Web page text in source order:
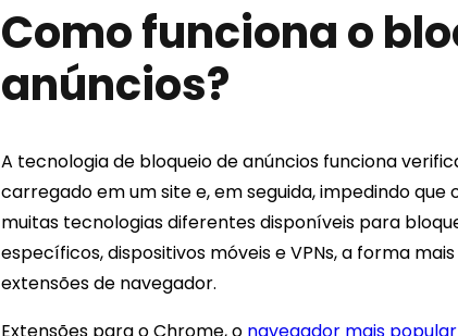
Como funciona o
anúncios?
A tecnologia de bloqueio de anúncios funciona
carregado em um site e, em seguida, impedindo que
muitas tecnologias diferentes disponíveis para
específicos, dispositivos móveis e VPNs, a forma
extensões de navegador.
Extensões para o Chrome, o navegador mais